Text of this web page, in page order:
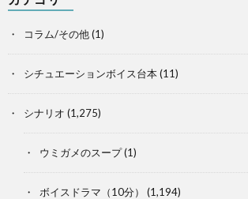
コラム/その他(1)
シチュエーションボイス台本(11)
シナリオ (1,275)
ウミガメのスープ(1)
ボイスドラマ（10分） (1,194)